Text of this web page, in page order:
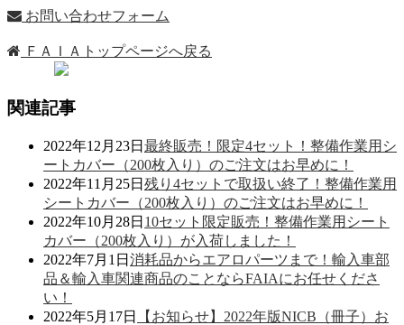
お問い合わせフォーム
ＦＡＩＡトップページへ戻る
関連記事
2022年12月23日 最終販売！限定4セット！整備作業用シ
ートカバー（200枚入り）のご注文はお早めに！
2022年11月25日 残り4セットで取扱い終了！整備作業用
シートカバー（200枚入り）のご注文はお早めに！
2022年10月28日 10セット限定販売！整備作業用シート
カバー（200枚入り）が入荷しました！
2022年7月1日 消耗品からエアロパーツまで！輸入車部
品＆輸入車関連商品のことならFAIAにお任せくださ
い！
2022年5月17日
【お知らせ】2022年版NICB（冊子）お